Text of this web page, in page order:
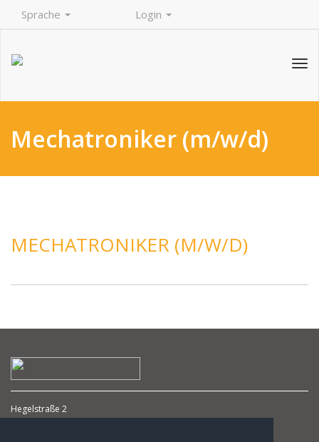
Sprache Login
Mechatroniker (m/w/d)
MECHATRONIKER (M/W/D)
Hegelstraße 2